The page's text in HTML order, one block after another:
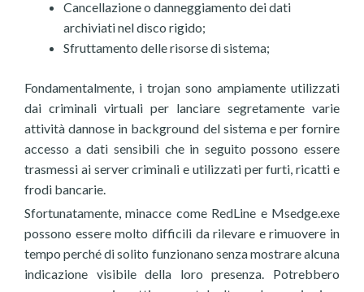
Cancellazione o danneggiamento dei dati
archiviati nel disco rigido;
Sfruttamento delle risorse di sistema;
Fondamentalmente, i trojan sono ampiamente utilizzati
dai criminali virtuali per lanciare segretamente varie
attività dannose in background del sistema e per fornire
accesso a dati sensibili che in seguito possono essere
trasmessi ai server criminali e utilizzati per furti, ricatti e
frodi bancarie.
Sfortunatamente, minacce come RedLine e Msedge.exe
possono essere molto difficili da rilevare e rimuovere in
tempo perché di solito funzionano senza mostrare alcuna
indicazione visibile della loro presenza. Potrebbero